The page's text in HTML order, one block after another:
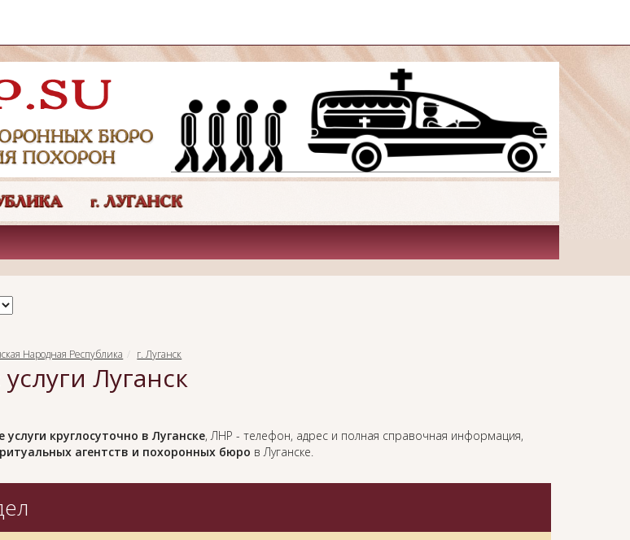
Народная Республика г. Луганск
Луганск
услуги круглосуточно в Луганске, ЛНР - телефон, адрес и полная справочная информация,
агентств и похоронных бюро в Луганске.